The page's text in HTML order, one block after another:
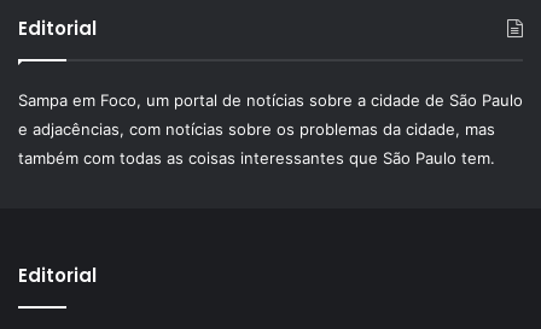
Editorial
Sampa em Foco, um portal de notícias sobre a cidade de São Paulo
e adjacências, com notícias sobre os problemas da cidade, mas
também com todas as coisas interessantes que São Paulo tem.
Editorial